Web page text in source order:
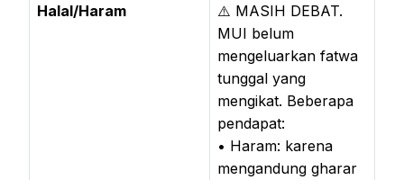
Halal/Haram
⚠️ MASIH DEBAT.
MUI belum
mengeluarkan fatwa
tunggal yang
mengikat. Beberapa
pendapat:
• Haram: karena
mengandung gharar